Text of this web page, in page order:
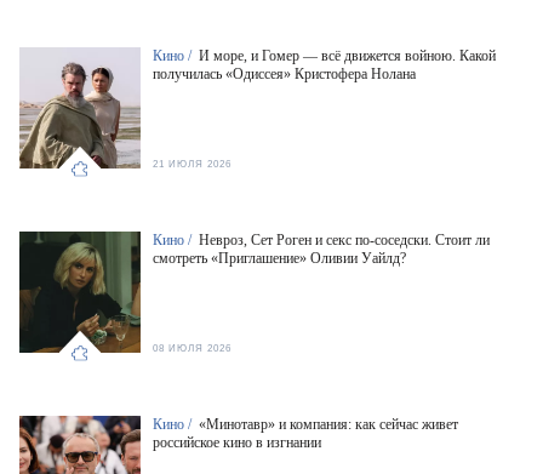
Кино / И море, и Гомер — всё движется войною. Какой
получилась «Одиссея» Кристофера Нолана
21 ИЮЛЯ 2026
Кино / Невроз, Сет Роген и секс по-соседски. Стоит ли
смотреть «Приглашение» Оливии Уайлд?
08 ИЮЛЯ 2026
Кино / «Минотавр» и компания: как сейчас живет
российское кино в изгнании